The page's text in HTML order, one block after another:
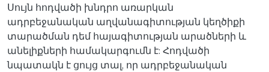
Սույն հոդվածի խնդրո առարկան
ադրբեջանական աղվանագիտության կեղծիքի
տարածման դեմ հայագիտության արածների և
անելիքների համակարգումն է: Հոդվածի
նպատակն է ցույց տալ, որ ադրբեջանական